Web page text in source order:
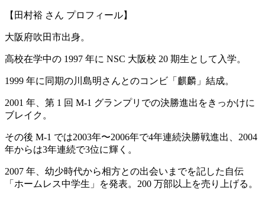
【田村裕 さん プロフィール】
大阪府吹田市出身。
高校在学中の 1997 年に NSC 大阪校 20 期生として入学。
1999 年に同期の川島明さんとのコンビ「麒麟」結成。
2001 年、第 1 回 M-1 グランプリでの決勝進出をきっかけに
ブレイク。
その後 M-1 では2003年〜2006年で4年連続決勝戦進出、2004
年からは3年連続で3位に輝く。
2007 年、幼少時代から相方との出会いまでを記した自伝
「ホームレス中学生」を発表。200 万部以上を売り上げる。